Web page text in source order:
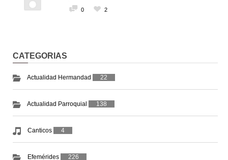
0 2
CATEGORIAS
Actualidad Hermandad 22
Actualidad Parroquial 138
Canticos 4
Efemérides 226